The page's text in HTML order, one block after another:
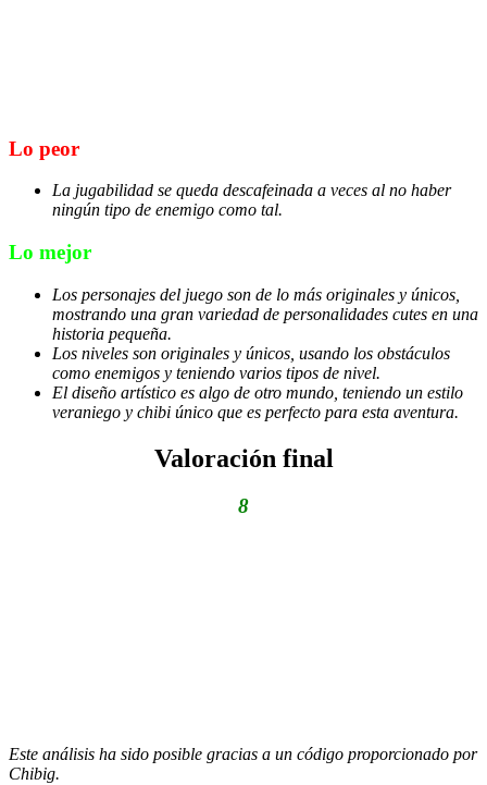
Lo peor
La jugabilidad se queda descafeinada a veces al no haber
ningún tipo de enemigo como tal.
Lo mejor
Los personajes del juego son de lo más originales y únicos,
mostrando una gran variedad de personalidades cutes en una
historia pequeña.
Los niveles son originales y únicos, usando los obstáculos
como enemigos y teniendo varios tipos de nivel.
El diseño artístico es algo de otro mundo, teniendo un estilo
veraniego y chibi único que es perfecto para esta aventura.
Valoración final
8
Este análisis ha sido posible gracias a un código proporcionado por
Chibig.